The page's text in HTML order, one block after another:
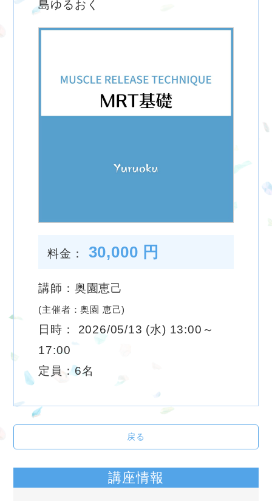
島ゆるおく
料金： 30,000 円
講師：奥園恵己
(主催者：奥園 恵己)
日時： 2026/05/13 (水) 13:00～
17:00
定員：6名
戻る
講座情報